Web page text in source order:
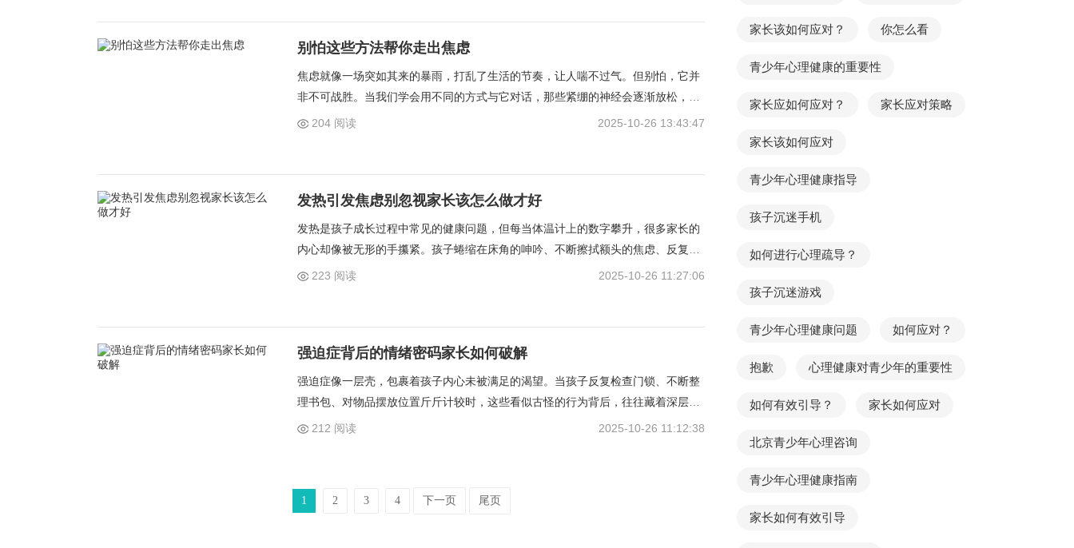
别怕这些方法帮你走出焦虑
焦虑就像一场突如其来的暴雨，打乱了生活的节奏，让人喘不过气。但别怕，它并
非不可战胜。当我们学会用不同的方式与它对话，那些紧绷的神经会逐渐放松，仿
佛乌云被阳光驱散。有人会说，焦虑是内心的风暴，而我们要做的，是找到平静的
204 阅读 2025-10-26 13:43:47
发热引发焦虑别忽视家长该怎么做才好
发热是孩子成长过程中常见的健康问题，但每当体温计上的数字攀升，很多家长的
内心却像被无形的手攥紧。孩子蜷缩在床角的呻吟、不断擦拭额头的焦虑、反复查
看温度的焦灼，这些情绪交织成一张密网，将父母困在不安的漩涡里。其实发热不
223 阅读 2025-10-26 11:27:06
强迫症背后的情绪密码家长如何破解
强迫症像一层壳，包裹着孩子内心未被满足的渴望。当孩子反复检查门锁、不断整
理书包、对物品摆放位置斤斤计较时，这些看似古怪的行为背后，往往藏着深层的
情绪密码。家长常习惯性地将问题归咎于"不够听话"或"性格问题"，却忽略了这些重
212 阅读 2025-10-26 11:12:38
1 2 3 4 下一页 尾页
家长该如何应对？ 你怎么看
青少年心理健康的重要性
家长应如何应对？ 家长应对策略
家长该如何应对
青少年心理健康指导
孩子沉迷手机
如何进行心理疏导？
孩子沉迷游戏
青少年心理健康问题 如何应对？
抱歉 心理健康对青少年的重要性
如何有效引导？ 家长如何应对
北京青少年心理咨询
青少年心理健康指南
家长如何有效引导